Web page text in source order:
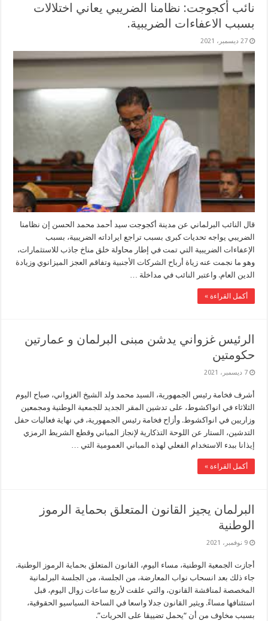
نائب أكجوجت: نظامنا الضريبي يعاني اختلالات
بسبب الاعفاءات الضريبية.
27 ديسمبر، 2021
قال النائب البرلماني عن مدينة أكجوجت سيد أحمد محمد الحسن إن نظامنا
الضريبي يواجه تحديات كبرى بسبب تراجع ايراداته الضريبية، بسبب
الإعفاءات الضريبية التي تمت في إطار محاولة خلق مناخ جاذب للاستثمارات،
وهو ما نجمت عنه زياة أرباح الشركات الأجنبية وتفاقم العجز الميزانوي وزيادة
الدين العام. واعتبر النائب في مداخلة …
أكمل القراءة »
الرئيس غزواني يدشن مبنى البرلمان و عمارتين
حكومتين
7 ديسمبر، 2021
أشرف فخامة رئيس الجمهورية، السيد محمد ولد الشيخ الغزواني، صباح اليوم
الثلاثاء في انواكشوط، على تدشين المقر الجديد للجمعية الوطنية ومجمعين
وزاريين في انواكشوط. وأزاح فخامة رئيس الجمهورية، في نهاية فعاليات حفل
التدشين، الستار عن اللوحة التذكارية لإنجاز المباني وقطع الشريط الرمزي
إيذانا ببدء الاستخدام الفعلي لهذه المباني العمومية التي …
أكمل القراءة »
البرلمان يجيز القانون المتعلق بحماية الرموز
الوطنية
9 نوفمبر، 2021
أجازت الجمعية الوطنية، مساء اليوم، القانون المتعلق بحماية الرموز الوطنية.
جاء ذلك بعد انسحاب نواب المعارضة، من الجلسة، من الجلسة البرلمانية
المخصصة لمناقشة القانون، والتي علقت لأربع ساعات زوال اليوم، قبل
استئنافها مساءً. ويثير القانون جدلا واسعا في الساحة السياسيو الحقوقية،
بسبب مخاوف من أن “يحمل تضييقا على الحريات”.